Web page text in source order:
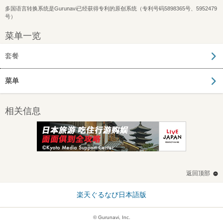
多国语言转换系统是Gurunavi已经获得专利的原创系统（专利号码5898365号、5952479
号）
菜单一览
套餐
菜单
相关信息
返回顶部
楽天ぐるなび日本語版
© Gurunavi, Inc.